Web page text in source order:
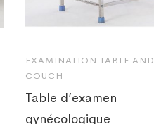
EXAMINATION TABLE AND
COUCH
Table d’examen
gynécologique